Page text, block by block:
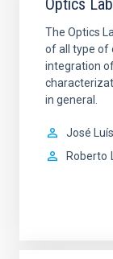
The Optics
of all type of
integration
in general.
José Luís
Roberto